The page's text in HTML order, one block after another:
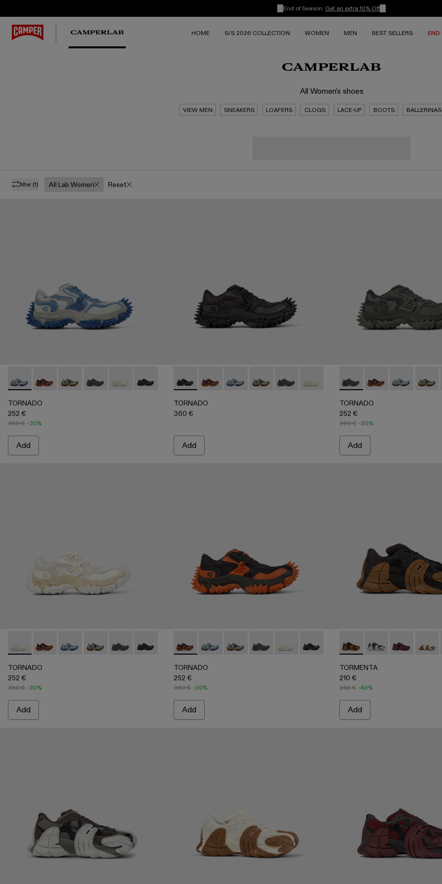
End of Season: Get an extra 10% Off
HOME S/S 2026 COLLECTION WOMEN MEN BEST SELLERS END
All Women's shoes
VIEW MEN SNEAKERS LOAFERS CLOGS LACE-UP BOOTS BALLERINAS
filter (1) All Lab Women Reset
TORNADO - A500043-008 - GRAY-BLUE
TORNADO - A500043-009 - GRAY-ORANGE
TORNADO - A500043-007 - GRAY-BEIGE
TORNADO - A500043-006 - GRAY
TORNADO - A500043-002 - WHITE
TORNADO - A500043-001 - BLACK
TORNADO
252 €
360 € -30%
Add
TORNADO - A500043-001 - BLACK
TORNADO - A500043-009 - GRAY-ORANGE
TORNADO - A500043-008 - GRAY-BLUE
TORNADO - A500043-007 - GRAY-BEIGE
TORNADO - A500043-006 - GRAY
TORNADO - A500043-002 - WHITE
TORNADO
360 €
Add
TORNADO - A500043-006 -
TORNADO -TORNADO -
TORNADO
252 €
360 € -30%
Add
TORNADO - A500043-002 - WHITE
TORNADO - A500043-009 - GRAY-ORANGE
TORNADO - A500043-008 - GRAY-BLUE
TORNADO - A500043-007 - GRAY-BEIGE
TORNADO - A500043-006 - GRAY
TORNADO - A500043-001 - BLACK
TORNADO
252 €
360 € -30%
Add
TORNADO - A500043-009 - GRAY-ORANGE
TORNADO - A500043-008 - GRAY-BLUE
TORNADO - A500043-007 - GRAY-BEIGE
TORNADO - A500043-006 - GRAY
TORNADO - A500043-002 - WHITE
TORNADO - A500043-001 - BLACK
TORNADO
252 €
360 € -30%
Add
TORMENTA - A500013-025
TORMENTA -
TORMENTA
TORMENTA
210 €
350 € -40%
Add